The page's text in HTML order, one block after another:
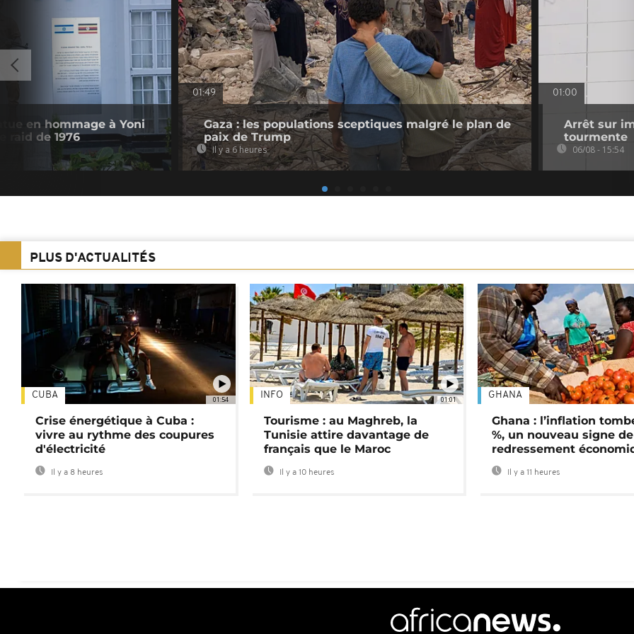
en hommage à Yoni
raid de 1976
01:49
Gaza : les populations sceptiques malgré le plan de
paix de Trump
Il y a 6 heures
01:00
Arrêt sur
tourmente
06/08 - 15:54
PLUS D'ACTUALITÉS
01:54
CUBA
Crise énergétique à Cuba :
vivre au rythme des coupures
d'électricité
Il y a 8 heures
01:01
INFO
Tourisme : au Maghreb, la
Tunisie attire davantage de
français que le Maroc
Il y a 10 heures
GHANA
Ghana : l’inflation
%, un nouveau signe de
redressement
Il y a 11 heures